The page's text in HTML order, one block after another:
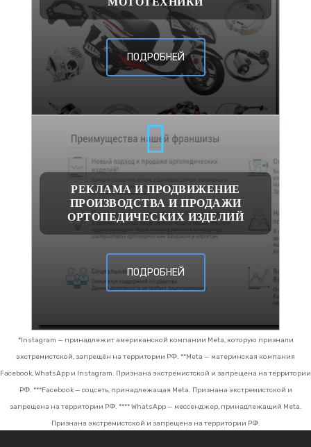
ПОДРОБНЕЙ
РЕКЛАМА И ПРОДВИЖЕНИЕ
ПРОИЗВОДСТВА И ПРОДАЖИ
ОРТОПЕДИЧЕСКИХ ИЗДЕЛИЙ
ПОДРОБНЕЙ
*Instagram — принадлежит американской компании Meta, которую признали
экстремистской, запрещён на территории РФ. **Meta — материнская компания
Facebook, WhatsApp и Instagram. Признана экстремистской и запрещена на территории
РФ. ***Facebook — соцсеть, принадлежащая Meta. Признана экстремистской и
запрещена на территории РФ. **** WhatsApp — мессенджер, принадлежащий Meta.
Признана экстремистской и запрещена на территории РФ.